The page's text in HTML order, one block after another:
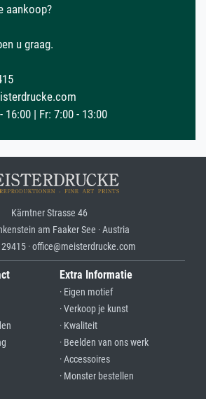
aankoop?
u graag.
16:00 | Fr: 7:00 - 13:00
Kärntner Strasse 46
am Faaker See · Austria
· office@meisterdrucke.com
Extra Informatie
· Eigen motief
· Verkoop je kunst
· Kwaliteit
· Beelden van ons werk
· Accessoires
· Monster bestellen